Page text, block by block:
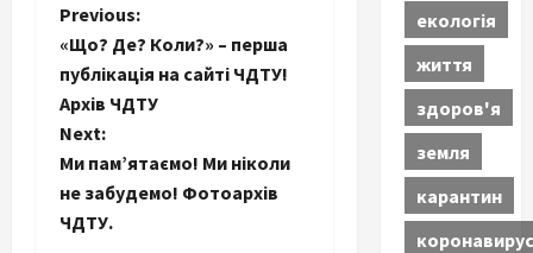
P
o
s
t
n
Previous:
«Що? Де? Коли?» – перша
публікація на сайті ЧДТУ!
Архів ЧДТУ
Next:
Ми пам’ятаємо! Ми ніколи
не забудемо! Фотоархів
ЧДТУ.
екологія
життя
здоров'я
земля
карантин
коронавирус